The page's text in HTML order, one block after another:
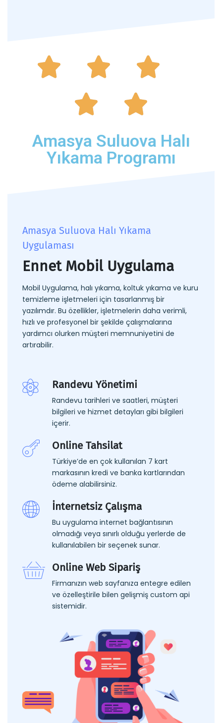
 



Amasya Suluova Halı
Yıkama Programı
Amasya Suluova Halı Yıkama
Uygulaması
Ennet Mobil Uygulama
Mobil Uygulama, halı yıkama, koltuk yıkama ve kuru
temizleme işletmeleri için tasarlanmış bir
yazılımdır. Bu özellikler, işletmelerin daha verimli,
hızlı ve profesyonel bir şekilde çalışmalarına
yardımcı olurken müşteri memnuniyetini de
artırabilir.
Randevu Yönetimi
Randevu tarihleri ve saatleri, müşteri
bilgileri ve hizmet detayları gibi bilgileri
içerir.
Online Tahsilat
Türkiye’de en çok kullanılan 7 kart
markasının kredi ve banka kartlarından
ödeme alabilirsiniz.
İnternetsiz Çalışma
Bu uygulama internet bağlantısının
olmadığı veya sınırlı olduğu yerlerde de
kullanılabilen bir seçenek sunar.
Online Web Sipariş
Firmanızın web sayfanıza entegre edilen
ve özelleştirile bilen gelişmiş custom api
sistemidir.